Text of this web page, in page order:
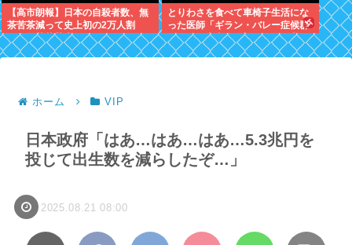
【高市朗報】日本の自殺者数、無
茶苦茶減って史上初の2万人割
れ。無茶苦茶生きやすい国になっ
てる件www
とりわさを食べて車椅子生活にな
った医師「ギラン・バレー症候群
になって本当に絶望。死んだ方が
良かったと思った」
ホーム VIP
日本政府「はあ…はあ…はあ…5.3兆円を
投じて出生数を減らしたぞ…」
2025.08.21 08:00